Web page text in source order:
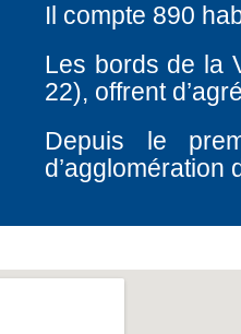
Il compte 890
Les bords de la
22), offrent
Depuis le
d’agglomération